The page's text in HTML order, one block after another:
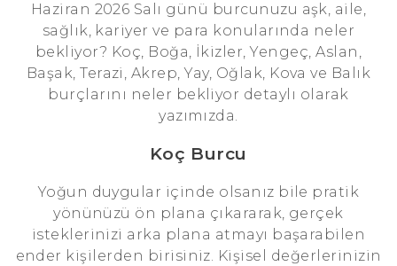
Haziran 2026 Salı günü burcunuzu aşk, aile,
sağlık, kariyer ve para konularında neler
bekliyor? Koç, Boğa, İkizler, Yengeç, Aslan,
Başak, Terazi, Akrep, Yay, Oğlak, Kova ve Balık
burçlarını neler bekliyor detaylı olarak
yazımızda.
Koç Burcu
Yoğun duygular içinde olsanız bile pratik
yönünüzü ön plana çıkararak, gerçek
isteklerinizi arka plana atmayı başarabilen
ender kişilerden birisiniz. Kişisel değerlerinizin